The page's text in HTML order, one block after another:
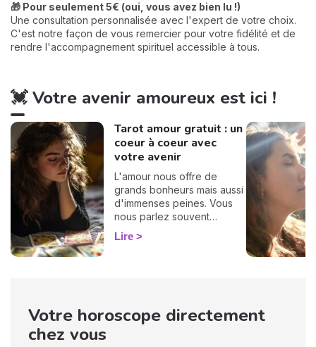
🎁 Pour seulement 5€ (oui, vous avez bien lu !)
Une consultation personnalisée avec l'expert de votre choix.
C'est notre façon de vous remercier pour votre fidélité et de
rendre l'accompagnement spirituel accessible à tous.
💓 Votre avenir amoureux est ici !
Tarot amour gratuit : un
coeur à coeur avec
votre avenir
L'amour nous offre de
grands bonheurs mais aussi
d'immenses peines. Vous
nous parlez souvent
d'amour dans vos
messages, vous nous
spéciale voyance amour.
Tirage de tarot amoureux,
Lire
Votre horoscope directement
chez vous